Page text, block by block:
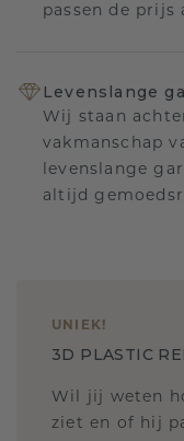
passen de prijs
Levenslange
Wij staan
vakmanschap
levenslange
altijd
UNIEK!
3D PLASTIC
Wil jij weten
ziet en of hij